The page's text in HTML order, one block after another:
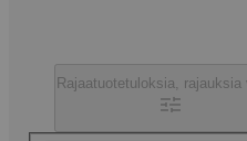
Rajaatuotetuloksia, rajauksia